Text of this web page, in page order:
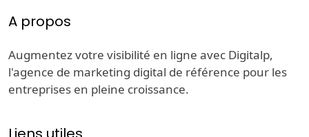
A propos
Augmentez votre visibilité en ligne avec Digitalp,
l'agence de marketing digital de référence pour les
entreprises en pleine croissance.